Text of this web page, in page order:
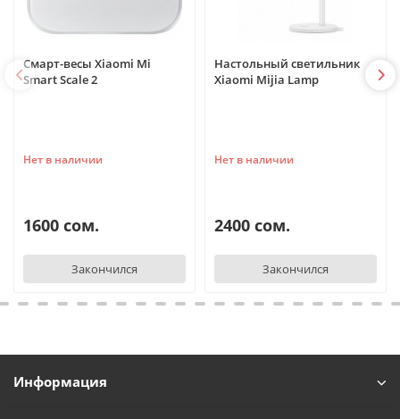
Смарт-весы Xiaomi Mi
Smart Scale 2
Нет в наличии
1600 сом.
Закончился
Настольный светильник
Xiaomi Mijia Lamp
Нет в наличии
2400 сом.
Закончился
Информация